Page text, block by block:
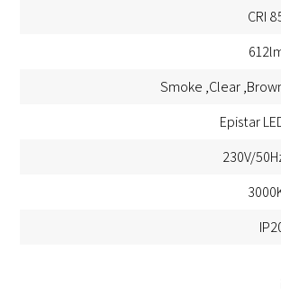
CRI
Clear
Smoke
Epistar
230V/